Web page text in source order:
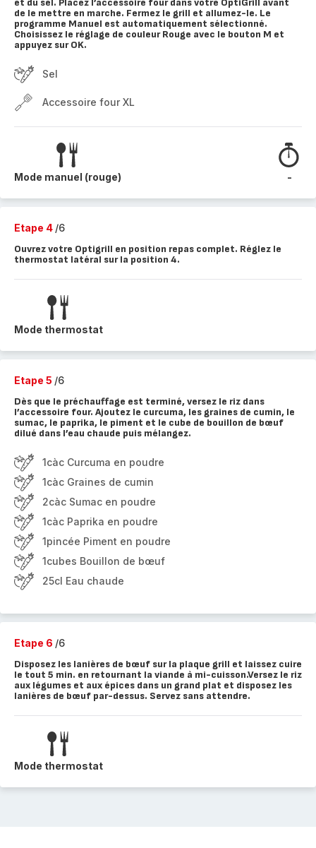
et du sel. Placez l’accessoire four dans votre OptiGrill avant
de le mettre en marche. Fermez le grill et allumez-le. Le
programme Manuel est automatiquement sélectionné.
Choisissez le réglage de couleur Rouge avec le bouton M et
appuyez sur OK.
Sel
Accessoire four XL
Mode manuel (rouge) -
Etape 4 /6
Ouvrez votre Optigrill en position repas complet. Réglez le
thermostat latéral sur la position 4.
Mode thermostat
Etape 5 /6
Dès que le préchauffage est terminé, versez le riz dans
l’accessoire four. Ajoutez le curcuma, les graines de cumin, le
sumac, le paprika, le piment et le cube de bouillon de bœuf
dilué dans l’eau chaude puis mélangez.
1càc Curcuma en poudre
1càc Graines de cumin
2càc Sumac en poudre
1càc Paprika en poudre
1pincée Piment en poudre
1cubes Bouillon de bœuf
25cl Eau chaude
Etape 6 /6
Disposez les lanières de bœuf sur la plaque grill et laissez cuire
le tout 5 min. en retournant la viande à mi-cuisson.Versez le riz
aux légumes et aux épices dans un grand plat et disposez les
lanières de bœuf par-dessus. Servez sans attendre.
Mode thermostat